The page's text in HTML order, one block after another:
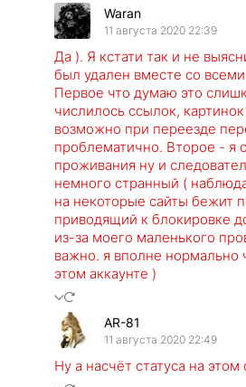
Waran
11 августа 2020 22:39
Да ). Я кстати так и не
был удален вместе со
Первое что думаю это
числилось ссылок,
возможно при переезде
проблематично. Второе - я
проживания ну и
немного странный (
на некоторые сайты бежит
приводящий к блокировке
из-за моего маленького
важно. я вполне нормально
этом аккаунте )
AR-81
11 августа 2020 22:49
Ну а насчёт статуса на